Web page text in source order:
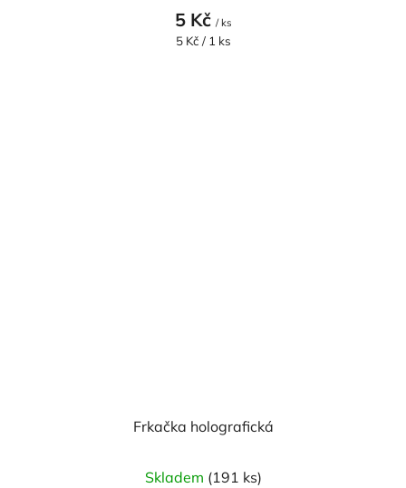
produktu
je
5 Kč / ks
Měrná
5 Kč / 1 ks
Frkačka holografická
Skladem (191 ks)